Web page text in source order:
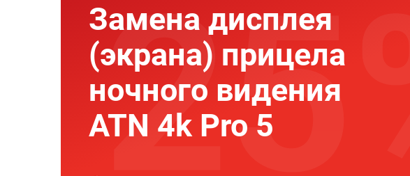
Замена дисплея
(экрана) прицела
ночного видения
ATN 4k Pro 5